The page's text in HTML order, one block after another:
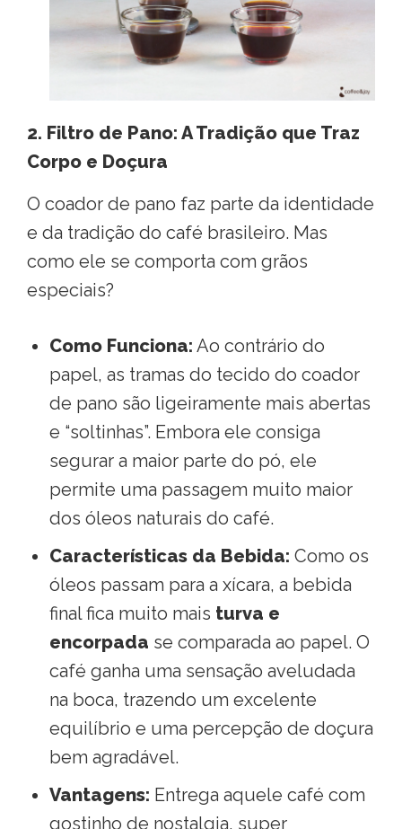
2. Filtro de Pano: A Tradição que Traz
Corpo e Doçura
O coador de pano faz parte da identidade
e da tradição do café brasileiro. Mas
como ele se comporta com grãos
especiais?
Como Funciona: Ao contrário do
papel, as tramas do tecido do coador
de pano são ligeiramente mais abertas
e “soltinhas”. Embora ele consiga
segurar a maior parte do pó, ele
permite uma passagem muito maior
dos óleos naturais do café.
Características da Bebida: Como os
óleos passam para a xícara, a bebida
final fica muito mais turva e
encorpada se comparada ao papel. O
café ganha uma sensação aveludada
na boca, trazendo um excelente
equilíbrio e uma percepção de doçura
bem agradável.
Vantagens: Entrega aquele café com
gostinho de nostalgia, super